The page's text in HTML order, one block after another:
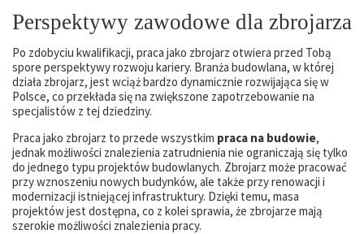
Perspektywy zawodowe dla zbrojarza
Po zdobyciu kwalifikacji, praca jako zbrojarz otwiera przed Tobą
spore perspektywy rozwoju kariery. Branża budowlana, w której
działa zbrojarz, jest wciąż bardzo dynamicznie rozwijająca się w
Polsce, co przekłada się na zwiększone zapotrzebowanie na
specjalistów z tej dziedziny.
Praca jako zbrojarz to przede wszystkim praca na budowie,
jednak możliwości znalezienia zatrudnienia nie ograniczają się tylko
do jednego typu projektów budowlanych. Zbrojarz może pracować
przy wznoszeniu nowych budynków, ale także przy renowacji i
modernizacji istniejącej infrastruktury. Dzięki temu, masa
projektów jest dostępna, co z kolei sprawia, że zbrojarze mają
szerokie możliwości znalezienia pracy.